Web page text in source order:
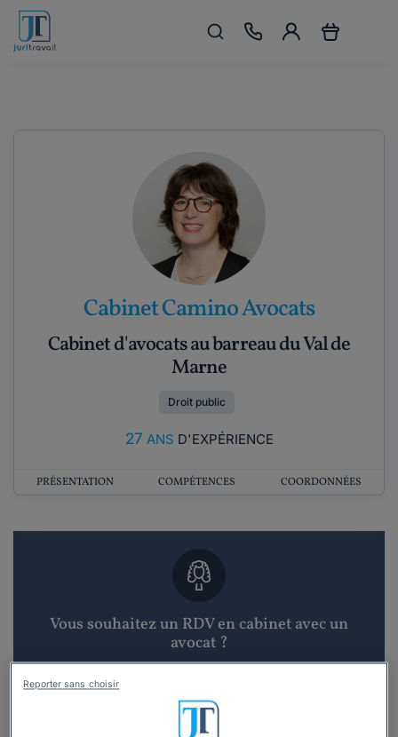
Cabinet Camino Avocats
Cabinet d'avocats au barreau du Val de
Marne
Droit public
27 ANS D'EXPÉRIENCE
PRÉSENTATION COMPÉTENCES COORDONNÉES
Vous souhaitez un RDV en cabinet avec un
avocat ?
Recevoir des devis d'avocats
3 devis en 48h
Reporter sans choisir